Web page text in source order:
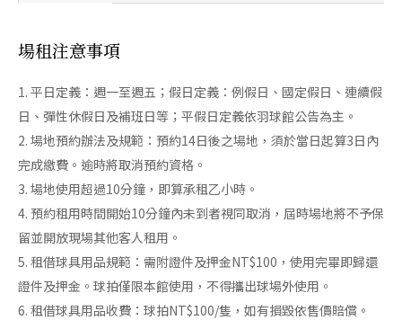
場租注意事項
1. 平日定義：週一至週五；假日定義：例假日、國定假日、連續假
日、彈性休假日及補班日等；平假日定義依羽球館公告為主。
2. 場地預約辦法及規範：預約14日後之場地，須於當日起算3日內
完成繳費。逾時將取消預約資格。
3. 場地使用超過10分鐘，即算承租乙小時。
4. 預約租用時間開始10分鐘內未到者視同取消，屆時場地將不予保
留並開放現場其他客人租用。
5. 租借球具用品規範：需附證件及押金NT$100，使用完畢即歸還
證件及押金。球拍僅限本館使用，不得攜出球場外使用。
6. 租借球具用品收費：球拍NT$100/隻，如有損毀依售價賠償。